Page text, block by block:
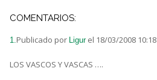
COMENTARIOS:
1.Publicado por Ligur el 18/03/2008 10:18
LOS VASCOS Y VASCAS ….